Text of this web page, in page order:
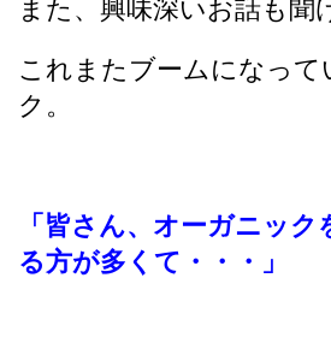
また、興味深いお話も聞
これまたブームになって
ク。
「皆さん、オーガニッ
る方が多くて・・・」